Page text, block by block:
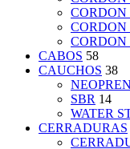
CORDON
CABOS 58
CAUCHOS 38
SBR 14
WATER
CERRADURAS